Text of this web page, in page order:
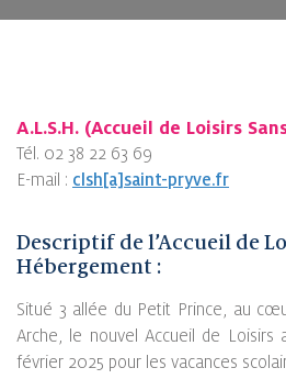
A.L.S.H. (Accueil de Loisirs
Tél. 02 38 22 63 69
E-mail : clsh[a]saint-pryve.fr
Descriptif de l’Accueil de
Hébergement :
Situé 3 allée du Petit Prince, au
Arche, le nouvel Accueil de
février 2025 pour les vacances